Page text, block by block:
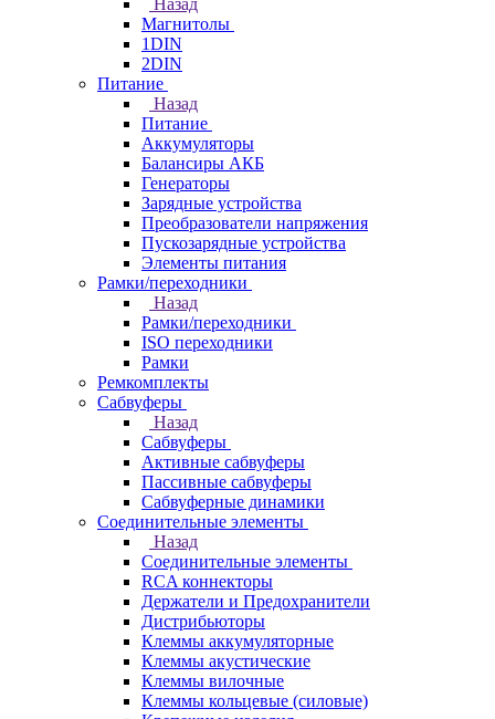
Назад
Магнитолы
1DIN
2DIN
Питание
Назад
Питание
Аккумуляторы
Балансиры АКБ
Генераторы
Зарядные устройства
Преобразователи напряжения
Пускозарядные устройства
Элементы питания
Рамки/переходники
Назад
Рамки/переходники
ISO переходники
Рамки
Ремкомплекты
Сабвуферы
Назад
Сабвуферы
Активные сабвуферы
Пассивные сабвуферы
Сабвуферные динамики
Соединительные элементы
Назад
Соединительные элементы
RCA коннекторы
Держатели и Предохранители
Дистрибьюторы
Клеммы аккумуляторные
Клеммы акустические
Клеммы вилочные
Клеммы кольцевые (силовые)